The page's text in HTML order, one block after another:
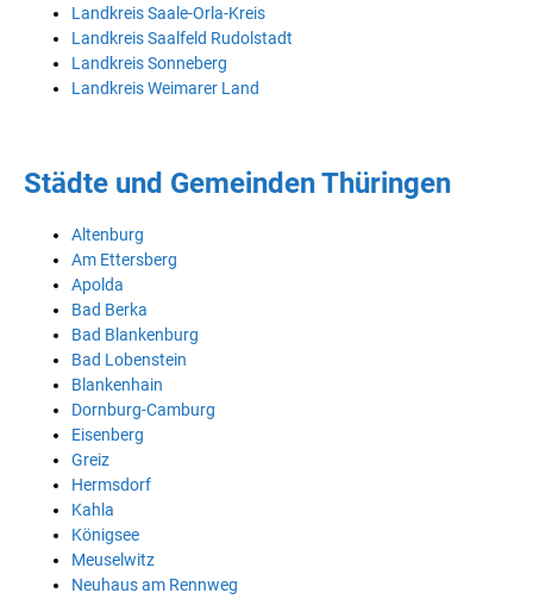
Landkreis Saale-Orla-Kreis
Landkreis Saalfeld Rudolstadt
Landkreis Sonneberg
Landkreis Weimarer Land
Städte und Gemeinden Thüringen
Altenburg
Am Ettersberg
Apolda
Bad Berka
Bad Blankenburg
Bad Lobenstein
Blankenhain
Dornburg-Camburg
Eisenberg
Greiz
Hermsdorf
Kahla
Königsee
Meuselwitz
Neuhaus am Rennweg